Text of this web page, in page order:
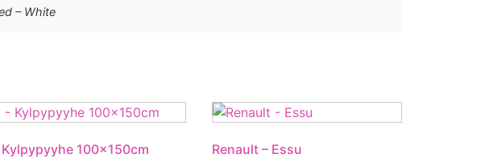
– White
Kylpypyyhe 100x150cm Renault – Essu